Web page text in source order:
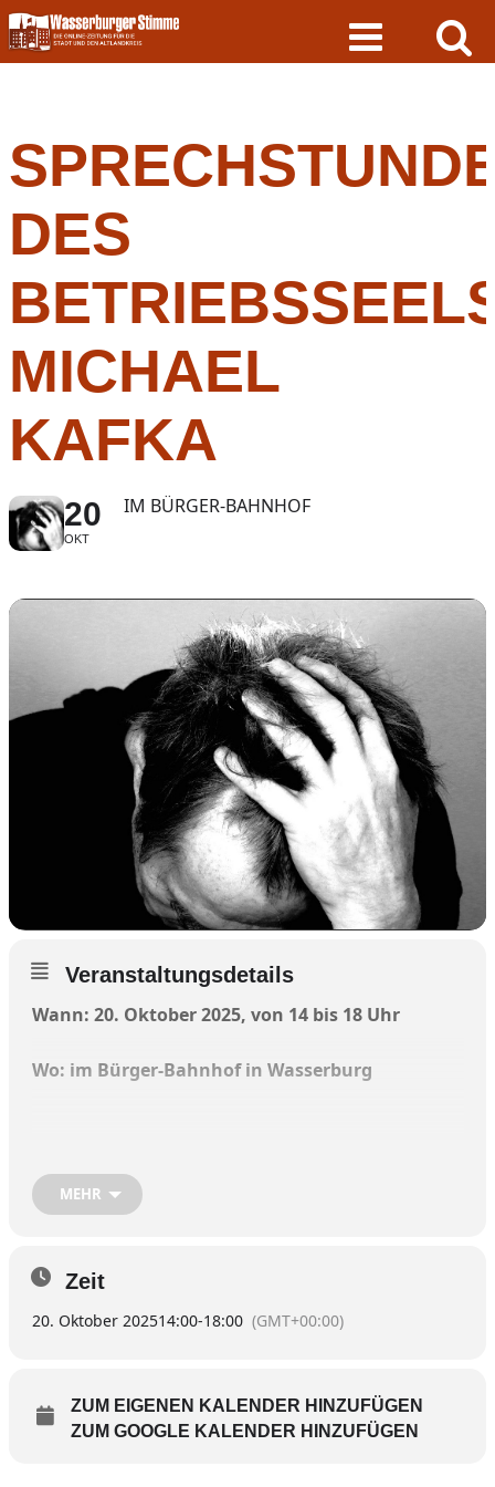
Skip
to
content
DES
MICHAEL
KAFKA
20
OKT
IM BÜRGER-BAHNHOF
Veranstaltungsdetails
Wann: 20. Oktober 2025, von 14 bis 18 Uhr
Wo: im Bürger-Bahnhof in Wasserburg
Sprechstunde der katholischen
Betriebsseelsorge für Menschen am Arbeitsplatz
als Kirchweih-Special ein unverbindliches
sein.
18 Uhr in den Bürger-Bahnhof in Wasserburg
ein.
MEHR
Zeit
20. Oktober 202514:00-18:00 (GMT+00:00)
ZUM EIGENEN KALENDER HINZUFÜGEN
ZUM GOOGLE KALENDER HINZUFÜGEN